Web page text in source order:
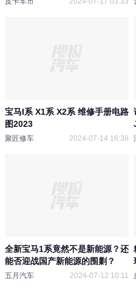
宝马I系 X1系 X2系 维修手册电路
图2023
聚匠修车 2024-07-14 16:38
全新宝马1系竟然不是新能源？还
能否迎战国产新能源的围剿？
五月汽车 2024-07-12 10:11